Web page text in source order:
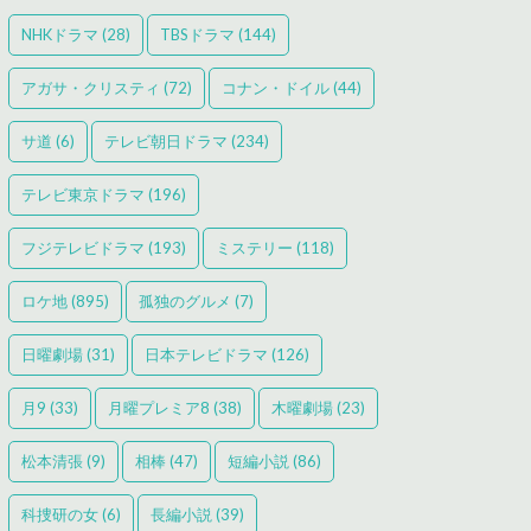
NHKドラマ (28) TBSドラマ (144)
アガサ・クリスティ (72) コナン・ドイル(44)
サ道 (6) テレビ朝日ドラマ (234)
テレビ東京ドラマ (196)
フジテレビドラマ (193) ミステリー (118)
ロケ地(895) 孤独のグルメ (7)
日曜劇場(31) 日本テレビドラマ (126)
月9 (33) 月曜プレミア8 (38) 木曜劇場(23)
松本清張(9) 相棒(47) 短編小説 (86)
科捜研の女(6) 長編小説 (39)